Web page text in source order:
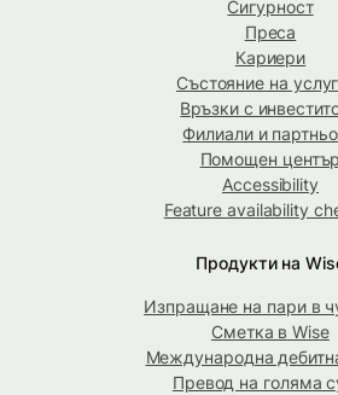
Сигурност
Преса
Кариери
Състояние на
Връзки с
Филиали и
Помощен център
Accessibility
Feature availability
Продукти на
Изпращане на пари в
Сметка в Wise
Международна
Превод на голяма